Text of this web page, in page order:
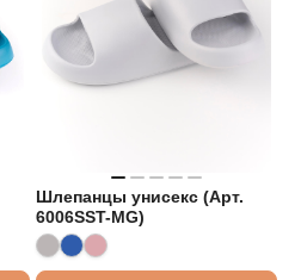
Шлепанцы унисекс (Арт.
6006SST-MG)